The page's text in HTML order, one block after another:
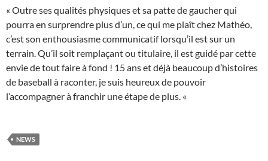
« Outre ses qualités physiques et sa patte de gaucher qui
pourra en surprendre plus d’un, ce qui me plaît chez Mathéo,
c’est son enthousiasme communicatif lorsqu’il est sur un
terrain. Qu’il soit remplaçant ou titulaire, il est guidé par cette
envie de tout faire à fond ! 15 ans et déjà beaucoup d’histoires
de baseball à raconter, je suis heureux de pouvoir
l’accompagner à franchir une étape de plus. «
NEWS